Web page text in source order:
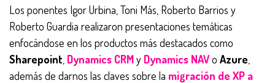
Los ponentes Igor Urbina, Toni Más, Roberto Barrios y
Roberto Guardia realizaron presentaciones temáticas
enfocándose en los productos más destacados como
Sharepoint Dynamics CRMy Dynamics NAVo Azure
además de darnos las claves sobre la migración de XP a